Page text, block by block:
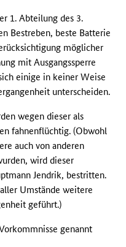
1. Abteilung des 3.
Bestreben, beste Batterie
möglicher
mit Ausgangssperre
einige in keiner Weise
unterscheiden.
wegen dieser als
fahnenflüchtig. (Obwohl
auch von anderen
wird dieser
Jendrik, bestritten.
Umstände weitere
geführt.)
genannt